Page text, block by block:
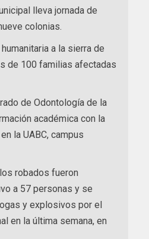
lleva jornada de
colonias.
a la sierra de
de 100 familias afectadas
de Odontología de la
académica con la
la UABC, campus
robados fueron
a 57 personas y se
y explosivos por el
en la última semana, en